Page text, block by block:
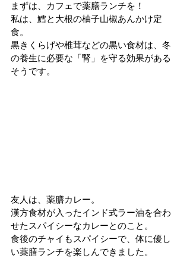
まずは、カフェで薬膳ランチを！
私は、鱈と大根の柚子山椒あんかけ定
食。
黒きくらげや椎茸などの黒い食材は、冬
の養生に必要な「腎」を守る効果がある
そうです。
友人は、薬膳カレー。
漢方食材が入ったインド式ラー油を合わ
せたスパイシーなカレーとのこと。
食後のチャイもスパイシーで、体に優し
い薬膳ランチを楽しんできました。